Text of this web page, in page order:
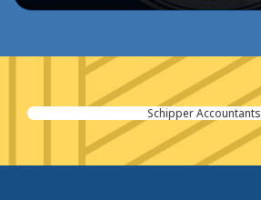
Schipper Accountants